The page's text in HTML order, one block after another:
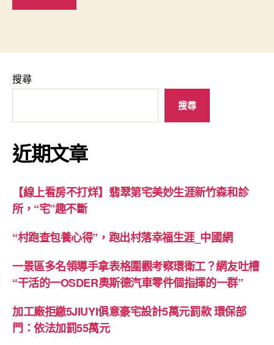
搜尋
搜尋
近期文章
【線上看房不打烊】翡翠第宅美妙生涯新竹森和診
所，“宅”趣不斷
“村跑查包養心得”，跑出村落幸福生涯_中國網
一景區多名領導手拿表格圍觀考察環衛工？網友吐槽
“干活的一OSDER奧斯德汽車零件個指揮的一群”
加工廠拒繳5JIUYI俱意豪宅設計5萬元罰款 環保部
門：依法加罰55萬元